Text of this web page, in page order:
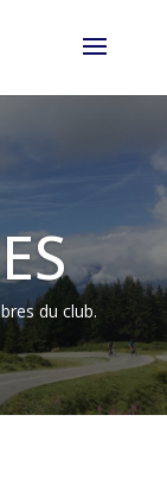
du club.